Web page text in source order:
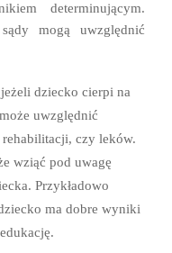
determinującym.
mogą uwzględnić
dziecko cierpi na
uwzględnić
rehabilitacji, czy leków.
wziąć pod uwagę
Przykładowo
ma dobre wyniki